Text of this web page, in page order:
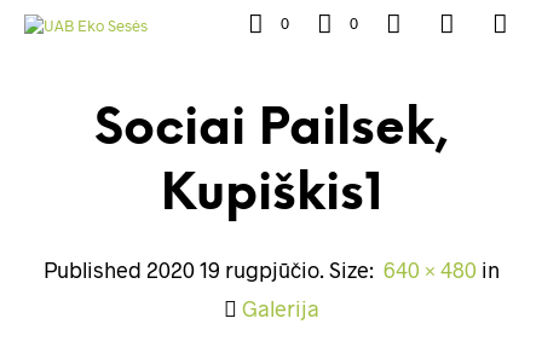
0 0
Sociai Pailsek,
Kupiškis1
Published 2020 19 rugpjūčio. Size: 640 × 480in
Galerija